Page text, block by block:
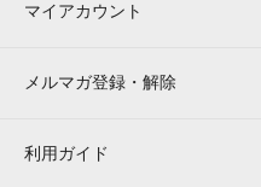
マイアカウント
メルマガ登録・解除
利用ガイド